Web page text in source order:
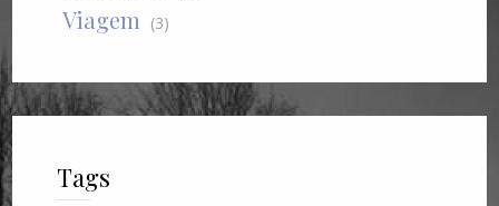
Viagem (3)
Tags